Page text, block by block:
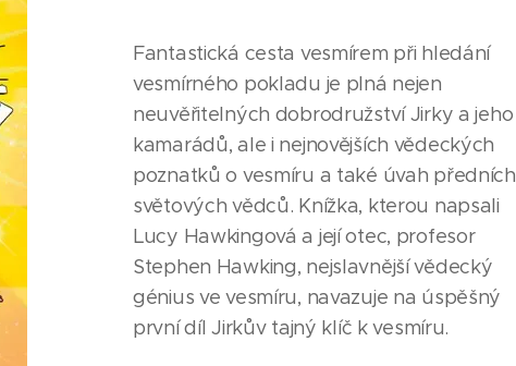
Fantastická cesta vesmírem při hledání
vesmírného pokladu je plná nejen
neuvěřitelných dobrodružství Jirky a jeho
kamarádů, ale i nejnovějších vědeckých
poznatků o vesmíru a také úvah předních
světových vědců. Knížka, kterou napsali
Lucy Hawkingová a její otec, profesor
Stephen Hawking, nejslavnější vědecký
génius ve vesmíru, navazuje na úspěšný
první díl Jirkův tajný klíč k vesmíru.